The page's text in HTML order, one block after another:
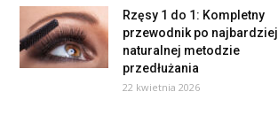
Rzęsy 1 do 1: Kompletny
przewodnik po najbardziej
naturalnej metodzie
przedłużania
22 kwietnia 2026